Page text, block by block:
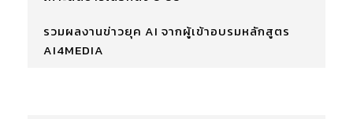
รวมผลงานข่าวยุค AI จากผู้เข้าอบรมหลักสูตร
AI4MEDIA